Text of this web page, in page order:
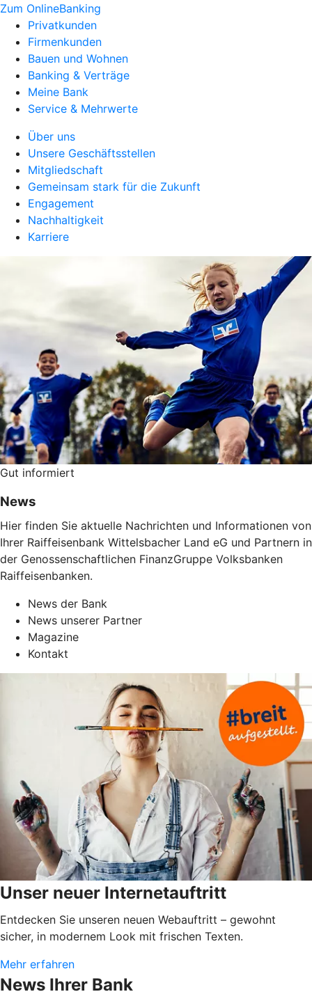
Zum OnlineBanking
Privatkunden
Firmenkunden
Bauen und Wohnen
Banking & Verträge
Meine Bank
Service & Mehrwerte
Über uns
Unsere Geschäftsstellen
Mitgliedschaft
Gemeinsam stark für die Zukunft
Engagement
Nachhaltigkeit
Karriere
Gut informiert
News
Hier finden Sie aktuelle Nachrichten und Informationen von
Ihrer Raiffeisenbank Wittelsbacher Land eG und Partnern in
der Genossenschaftlichen FinanzGruppe Volksbanken
Raiffeisenbanken.
News der Bank
News unserer Partner
Magazine
Kontakt
Unser neuer Internetauftritt
Entdecken Sie unseren neuen Webauftritt – gewohnt
sicher, in modernem Look mit frischen Texten.
Mehr erfahren
News Ihrer Bank